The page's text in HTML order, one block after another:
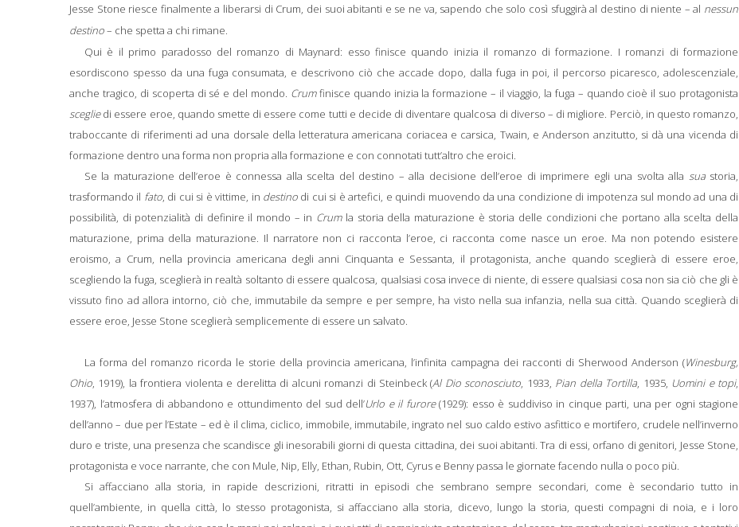
Jesse Stone riesce finalmente a liberarsi di Crum, dei suoi abitanti e se ne va, sapendo che solo così sfuggirà al destino di niente – al nessun
destino– che spetta a chi rimane.
Qui è il primo paradosso del romanzo di Maynard: esso finisce quando inizia il romanzo di formazione. I romanzi di formazione
esordiscono spesso da una fuga consumata, e descrivono ciò che accade dopo, dalla fuga in poi, il percorso picaresco, adolescenziale,
anche tragico, di scoperta di sé e del mondo. Crumfinisce quando inizia la formazione – il viaggio, la fuga – quando cioè il suo protagonista
scegliedi essere eroe, quando smette di essere come tutti e decide di diventare qualcosa di diverso – di migliore. Perciò, in questo romanzo,
traboccante di riferimenti ad una dorsale della letteratura americana coriacea e carsica, Twain, e Anderson anzitutto, si dà una vicenda di
formazione dentro una forma non propria alla formazione e con connotati tutt’altro che eroici.
Se la maturazione dell’eroe è connessa alla scelta del destino – alla decisione dell’eroe di imprimere egli una svolta alla suastoria,
trasformando il fato, di cui si è vittime, in destino di cui si è artefici, e quindi muovendo da una condizione di impotenza sul mondo ad una di
possibilità, di potenzialità di definire il mondo – in Crumla storia della maturazione è storia delle condizioni che portano alla scelta della
maturazione, prima della maturazione. Il narratore non ci racconta l’eroe, ci racconta come nasce un eroe. Ma non potendo esistere
eroismo, a Crum, nella provincia americana degli anni Cinquanta e Sessanta, il protagonista, anche quando sceglierà di essere eroe,
scegliendo la fuga, sceglierà in realtà soltanto di essere qualcosa, qualsiasi cosa invece di niente, di essere qualsiasi cosa non sia ciò che gli è
vissuto fino ad allora intorno, ciò che, immutabile da sempre e per sempre, ha visto nella sua infanzia, nella sua città. Quando sceglierà di
essere eroe, Jesse Stone sceglierà semplicemente di essere un salvato.
La forma del romanzo ricorda le storie della provincia americana, l’infinita campagna dei racconti di Sherwood Anderson (Winesburg,
Ohio , 1919), la frontiera violenta e derelitta di alcuni romanzi di Steinbeck (Al Dio sconosciuto , 1933, Pian della Tortilla , 1935, Uomini e topi,
1937), l’atmosfera di abbandono e ottundimento del sud dell’Urlo e il furore(1929): esso è suddiviso in cinque parti, una per ogni stagione
dell’anno – due per l’Estate – ed è il clima, ciclico, immobile, immutabile, ingrato nel suo caldo estivo asfittico e mortifero, crudele nell’inverno
duro e triste, una presenza che scandisce gli inesorabili giorni di questa cittadina, dei suoi abitanti. Tra di essi, orfano di genitori, Jesse Stone,
protagonista e voce narrante, che con Mule, Nip, Elly, Ethan, Rubin, Ott, Cyrus e Benny passa le giornate facendo nulla o poco più.
Si affacciano alla storia, in rapide descrizioni, ritratti in episodi che sembrano sempre secondari, come è secondario tutto in
quell’ambiente, in quella città, lo stesso protagonista, si affacciano alla storia, dicevo, lungo la storia, questi compagni di noia, e i loro